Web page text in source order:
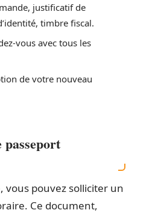
justificatif de
timbre fiscal.
vous avec tous les
de votre nouveau
passeport
vous pouvez solliciter un
Ce document,